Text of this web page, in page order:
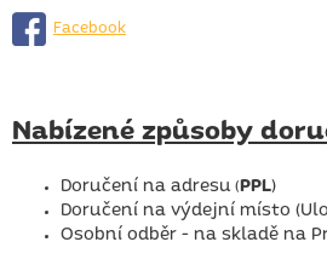
Facebook
Nabízené způsoby
Doručení na adresu (PPL)
Doručení na výdejní místo
Osobní odběr - na skladě na